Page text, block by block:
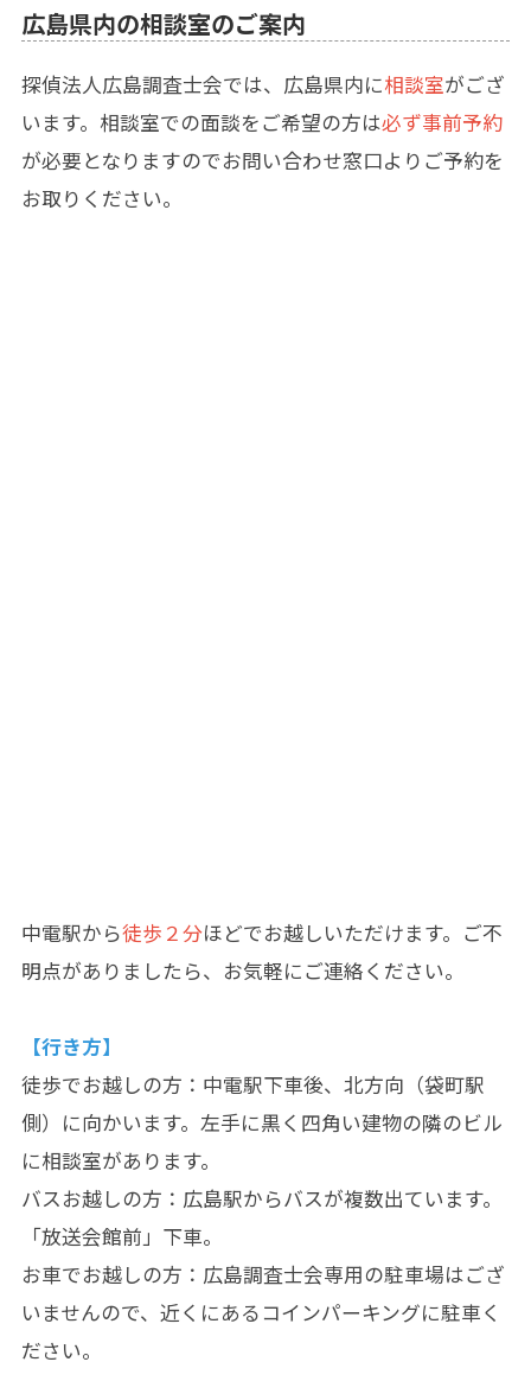
広島県内の相談室のご案内
探偵法人広島調査士会では、広島県内に相談室がござ
います。相談室での面談をご希望の方は必ず事前予約
が必要となりますのでお問い合わせ窓口よりご予約を
お取りください。
中電駅から徒歩２分ほどでお越しいただけます。ご不
明点がありましたら、お気軽にご連絡ください。
【行き方】
徒歩でお越しの方：中電駅下車後、北方向（袋町駅
側）に向かいます。左手に黒く四角い建物の隣のビル
に相談室があります。
バスお越しの方：広島駅からバスが複数出ています。
「放送会館前」下車。
お車でお越しの方：広島調査士会専用の駐車場はござ
いませんので、近くにあるコインパーキングに駐車く
ださい。